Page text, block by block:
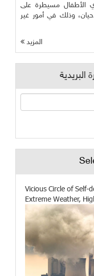
الأطفال مسيطرة على
وذلك في أمور غير
المزيد
Vicious Circle of Self-
Extreme Weather,